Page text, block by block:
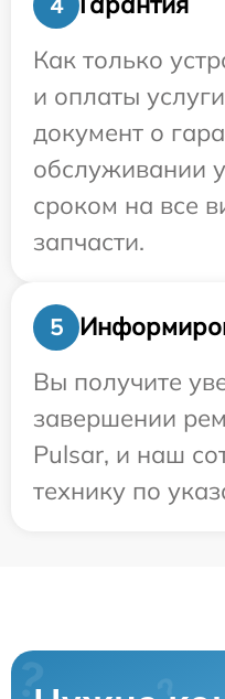
Как только
и оплаты
документ о
обслуживании
сроком на все
запчасти.
5
Вы получите
завершении
Pulsar, и наш
технику по